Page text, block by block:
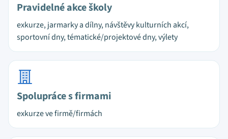
Pravidelné akce školy
exkurze, jarmarky a dílny, návštěvy kulturních akcí,
sportovní dny, tématické/projektové dny, výlety
Spolupráce s firmami
exkurze ve firmě/firmách